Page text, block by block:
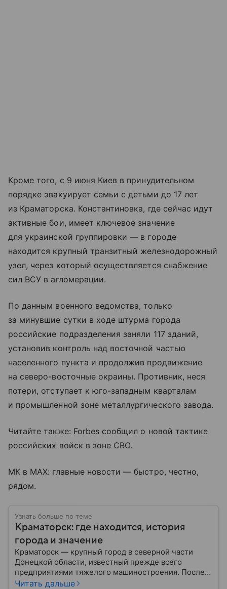
Кроме того, с 9 июня Киев в принудительном
порядке эвакуирует семьи с детьми до 17 лет
из Краматорска. Константиновка, где сейчас идут
активные бои, имеет ключевое значение
для украинской группировки — в городе
находится крупный транзитный железнодорожный
узел, через который осуществляется снабжение
сил ВСУ в агломерации.
По данным военного ведомства, только
за минувшие сутки в ходе штурма города
российские подразделения заняли 117 зданий,
установив контроль над восточной частью
населенного пункта и продолжив продвижение
на северо-восточные окраины. Противник, неся
потери, отступает к юго-западным кварталам
и промышленной зоне металлургического завода.
Читайте также: Forbes сообщил о новой тактике
российских войск в зоне СВО.
МК в MAX: главные новости — быстро, честно,
рядом.
Узнать больше по теме
Краматорск: где находится, история
города и значение
Краматорск — крупный город в северной части
Донецкой области, известный прежде всего
предприятиями тяжелого машиностроения. После
начала вооруженного конфликта в Донбассе в 2014
Читать дальше